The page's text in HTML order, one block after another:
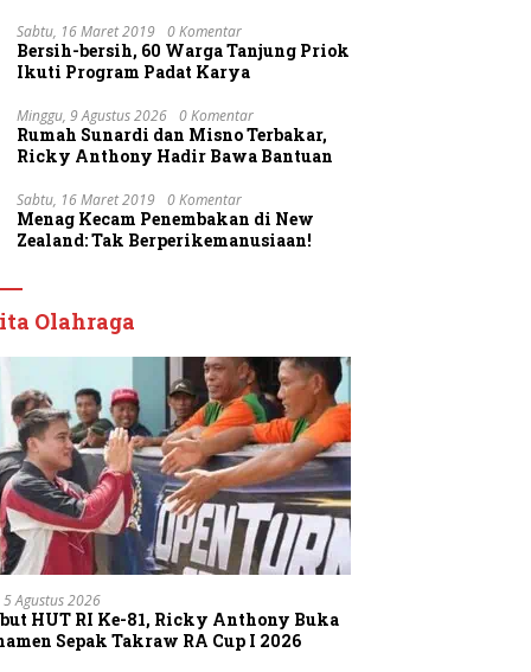
Sabtu, 16 Maret 2019 0 Komentar
Bersih-bersih, 60 Warga Tanjung Priok
Ikuti Program Padat Karya
Minggu, 9 Agustus 2026 0 Komentar
Rumah Sunardi dan Misno Terbakar,
Ricky Anthony Hadir Bawa Bantuan
Sabtu, 16 Maret 2019 0 Komentar
Menag Kecam Penembakan di New
Zealand: Tak Berperikemanusiaan!
Olahraga
5 Agustus 2026
HUT RI Ke-81, Ricky Anthony Buka
Sepak Takraw RA Cup I 2026